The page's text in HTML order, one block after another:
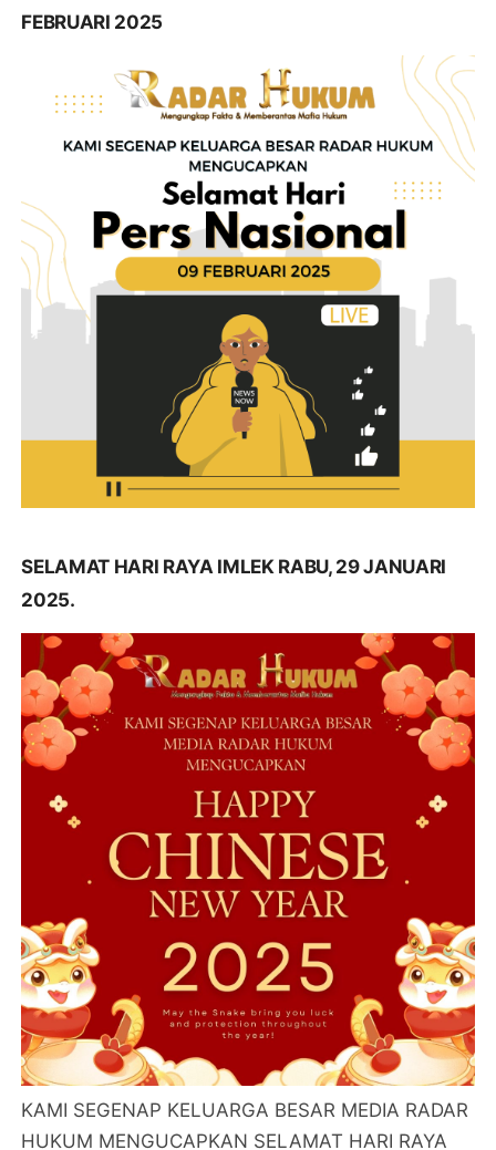
FEBRUARI 2025
SELAMAT HARI RAYA IMLEK RABU, 29 JANUARI
2025.
KAMI SEGENAP KELUARGA BESAR MEDIA RADAR
HUKUM MENGUCAPKAN SELAMAT HARI RAYA